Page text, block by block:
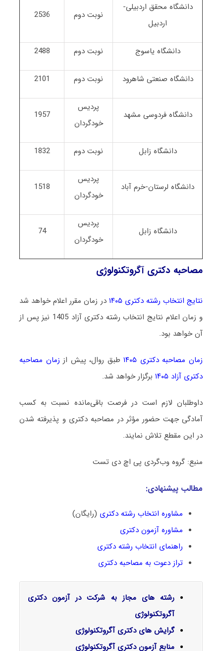
دانشگاه محقق اردبیلی-
اردبیل
نوبت دوم 2536
دانشگاه یاسوج نوبت دوم 2488
دانشگاه صنعتی شاهرود نوبت دوم 2101
دانشگاه فردوسی مشهد
پردیس
خودگردان
1957
دانشگاه زابل نوبت دوم 1832
دانشگاه لرستان-خرم آباد
پردیس
خودگردان
1518
دانشگاه زابل
پردیس
خودگردان
74
مصاحبه دکتری آگروتکنولوژی
نتایج انتخاب رشته دکتری ۱۴۰۵
در زمان مقرر اعلام خواهد شد
و زمان اعلام نتایج انتخاب رشته دکتری آزاد 1405 نیز پس از
آن خواهد بود.
زمان مصاحبه دکتری ۱۴۰۵ طبق روال، پیش از زمان مصاحبه
دکتری آزاد ۱۴۰۵
برگزار خواهد شد.
داوطلبان لازم است در فرصت باقی‌مانده نسبت به کسب
آمادگی جهت حضور مؤثر در مصاحبه دکتری و پذیرفته شدن
در این مقطع تلاش نمایند.
منبع: گروه وب‌گردی پی اچ دی تست
مطالب پیشنهادی:
مشاوره انتخاب رشته دکتری (رایگان)
مشاوره آزمون دکتری
راهنمای انتخاب رشته دکتری
تراز دعوت به مصاحبه دکتری
رشته های مجاز به شرکت در آزمون دکتری
آگروتکنولوژی
گرایش‌ های دکتری آگروتکنولوژی
منابع آزمون دکتری آگروتکنولوژی